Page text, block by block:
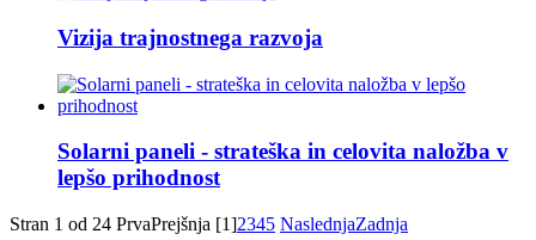
Vizija trajnostnega razvoja
Solarni paneli - strateška in celovita naložba v
lepšo prihodnost
Stran 1 od 24 PrvaPrejšnja [1]2345 NaslednjaZadnja